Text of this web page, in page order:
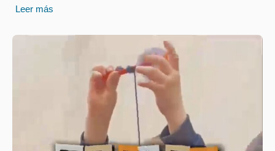
Leer más